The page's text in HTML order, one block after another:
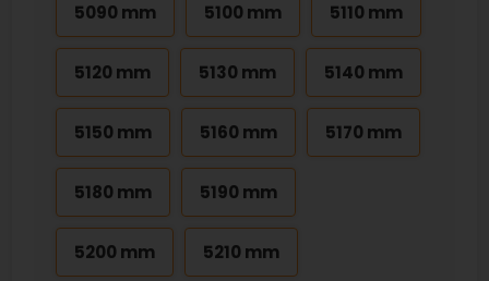
5090 mm 5100 mm 5110 mm
5120 mm 5130 mm 5140 mm
5150 mm 5160 mm 5170 mm
5180 mm 5190 mm
5200 mm 5210 mm